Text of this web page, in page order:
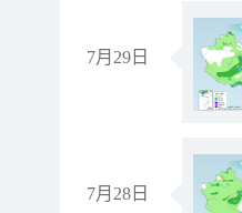
7月29日
7月28日